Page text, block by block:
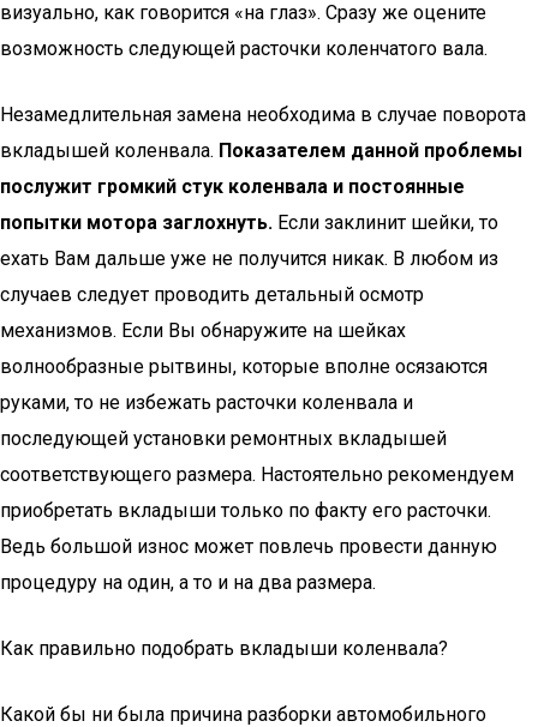
визуально, как говорится «на глаз». Сразу же оцените
возможность следующей расточки коленчатого вала.
Незамедлительная замена необходима в случае поворота
вкладышей коленвала. Показателем данной проблемы
послужит громкий стук коленвала и постоянные
попытки мотора заглохнуть. Если заклинит шейки, то
ехать Вам дальше уже не получится никак. В любом из
случаев следует проводить детальный осмотр
механизмов. Если Вы обнаружите на шейках
волнообразные рытвины, которые вполне осязаются
руками, то не избежать расточки коленвала и
последующей установки ремонтных вкладышей
соответствующего размера. Настоятельно рекомендуем
приобретать вкладыши только по факту его расточки.
Ведь большой износ может повлечь провести данную
процедуру на один, а то и на два размера.
Как правильно подобрать вкладыши коленвала?
Какой бы ни была причина разборки автомобильного